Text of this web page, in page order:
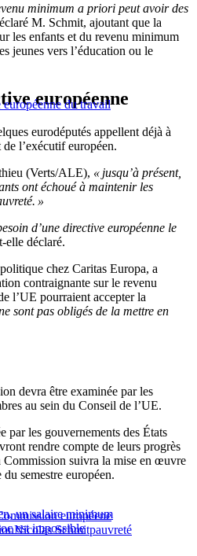
minimum a priori peut avoir des
M. Schmit, ajoutant que la
les enfants et du revenu minimum
jeunes vers l’éducation ou le
du travail
européenne
eurodéputés appellent déjà à
l’exécutif européen.
(Verts/ALE), « jusqu’à présent,
ont échoué à maintenir les
»
d’une directive européenne le
elle déclaré.
chez Caritas Europa, a
contraignante sur le revenu
l’UE pourraient accepter la
sont pas obligés de la mettre en
devra être examinée par les
au sein du Conseil de l’UE.
par les gouvernements des États
rendre compte de leurs progrès
Commission suivra la mise en œuvre
semestre européen.
un salaire minimum
est impossible
européene
Nicolas Schmitpauvreté